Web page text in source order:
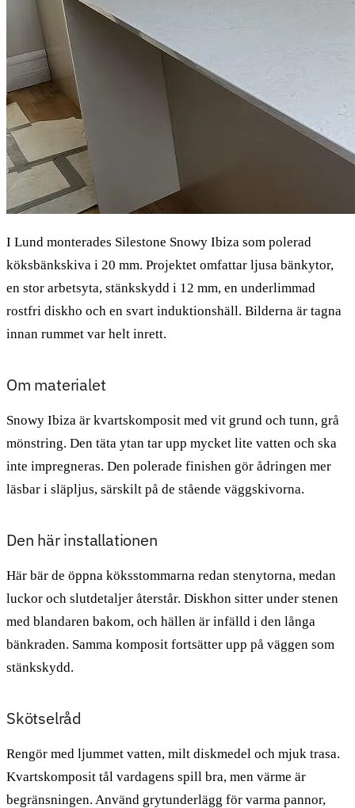
I Lund monterades Silestone Snowy Ibiza som polerad
köksbänkskiva i 20 mm. Projektet omfattar ljusa bänkytor,
en stor arbetsyta, stänkskydd i 12 mm, en underlimmad
rostfri diskho och en svart induktionshäll. Bilderna är tagna
innan rummet var helt inrett.
Om materialet
Snowy Ibiza är kvartskomposit med vit grund och tunn, grå
mönstring. Den täta ytan tar upp mycket lite vatten och ska
inte impregneras. Den polerade finishen gör ådringen mer
läsbar i släpljus, särskilt på de stående väggskivorna.
Den här installationen
Här bär de öppna köksstommarna redan stenytorna, medan
luckor och slutdetaljer återstår. Diskhon sitter under stenen
med blandaren bakom, och hällen är infälld i den långa
bänkraden. Samma komposit fortsätter upp på väggen som
stänkskydd.
Skötselråd
Rengör med ljummet vatten, milt diskmedel och mjuk trasa.
Kvartskomposit tål vardagens spill bra, men värme är
begränsningen. Använd grytunderlägg för varma pannor,